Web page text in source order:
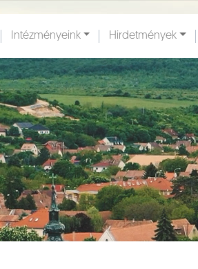
Intézményeink Hirdetmények
Dokumentumok []